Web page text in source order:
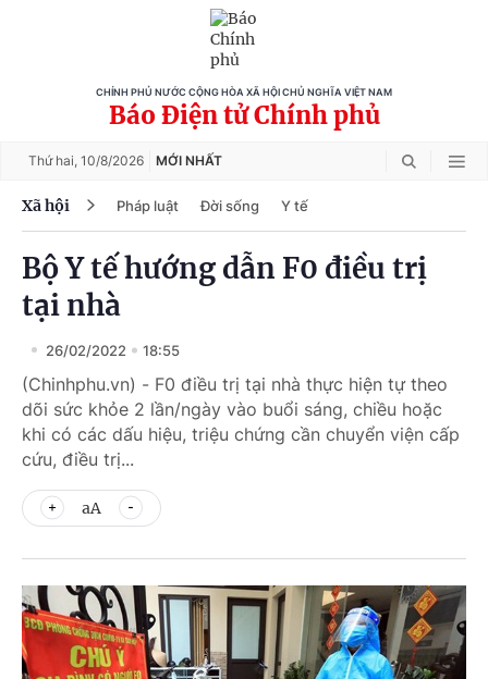
CHÍNH PHỦ NƯỚC CỘNG HÒA XÃ HỘI CHỦ NGHĨA VIỆT NAM
Báo Điện tử Chính phủ
Thứ hai, 10/8/2026 MỚI NHẤT
Xã hội Pháp luật Đời sống Y tế
Bộ Y tế hướng dẫn F0 điều trị
tại nhà
26/02/2022 18:55
(Chinhphu.vn) - F0 điều trị tại nhà thực hiện tự theo
dõi sức khỏe 2 lần/ngày vào buổi sáng, chiều hoặc
khi có các dấu hiệu, triệu chứng cần chuyển viện cấp
cứu, điều trị...
aA